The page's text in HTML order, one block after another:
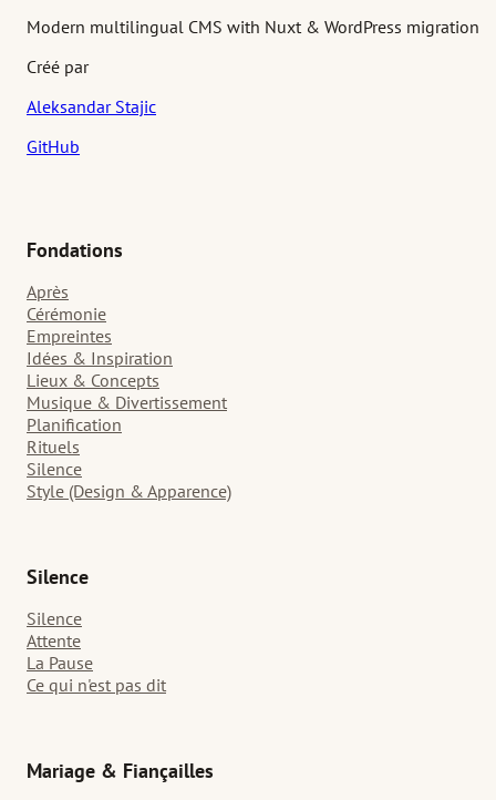
Modern multilingual CMS with Nuxt & WordPress migration
Créé par
Aleksandar Stajic
GitHub
Fondations
Après
Cérémonie
Empreintes
Idées & Inspiration
Lieux & Concepts
Musique & Divertissement
Planification
Rituels
Silence
Style (Design & Apparence)
Silence
Silence
Attente
La Pause
Ce qui n'est pas dit
Mariage & Fiançailles